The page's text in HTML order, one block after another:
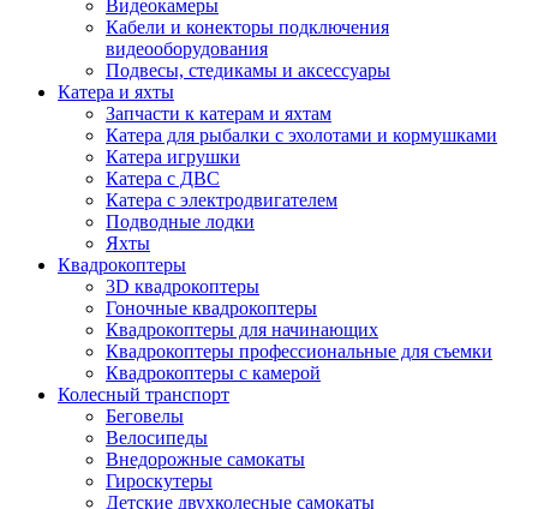
Видеокамеры
Кабели и конекторы подключения
видеооборудования
Подвесы, стедикамы и аксессуары
Катера и яхты
Запчасти к катерам и яхтам
Катера для рыбалки с эхолотами и кормушками
Катера игрушки
Катера с ДВС
Катера с электродвигателем
Подводные лодки
Яхты
Квадрокоптеры
3D квадрокоптеры
Гоночные квадрокоптеры
Квадрокоптеры для начинающих
Квадрокоптеры профессиональные для съемки
Квадрокоптеры с камерой
Колесный транспорт
Беговелы
Велосипеды
Внедорожные самокаты
Гироскутеры
Детские двухколесные самокаты